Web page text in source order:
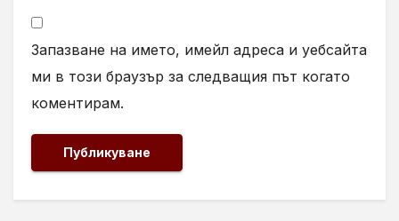
Запазване на името, имейл адреса и уебсайта
ми в този браузър за следващия път когато
коментирам.